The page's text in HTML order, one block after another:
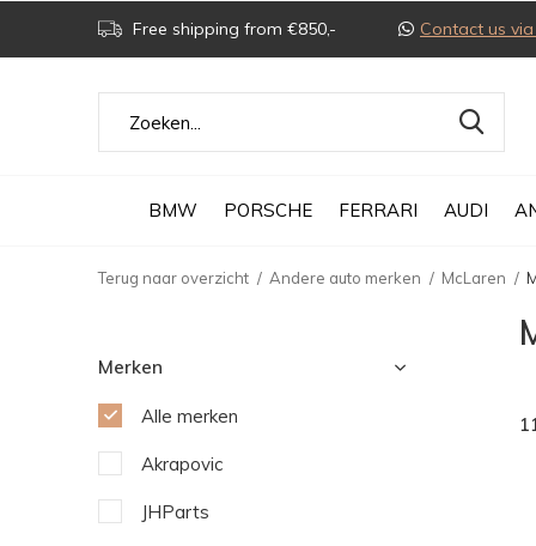
BMW PORSCHE FERRARI AUDI
Free shipping from €850,- Contact us
Terug naar overzicht Andere auto merken McLaren
Merken
Alle merken
Akrapovic
JHParts